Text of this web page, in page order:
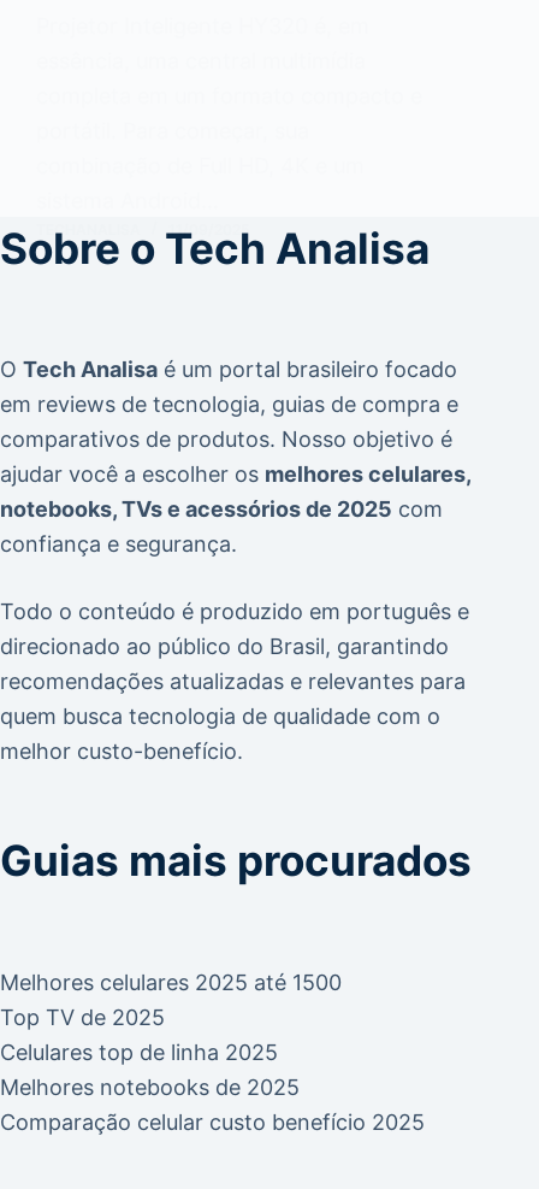
TECHANALISA 11/09/2025
Sobre o Tech Analisa
O Tech Analisa é um portal brasileiro focado
em reviews de tecnologia, guias de compra e
comparativos de produtos. Nosso objetivo é
ajudar você a escolher os melhores celulares,
notebooks, TVs e acessórios de 2025 com
confiança e segurança.
Todo o conteúdo é produzido em português e
direcionado ao público do Brasil, garantindo
recomendações atualizadas e relevantes para
quem busca tecnologia de qualidade com o
melhor custo-benefício.
Guias mais procurados
Melhores celulares 2025 até 1500
Top TV de 2025
Celulares top de linha 2025
Melhores notebooks de 2025
Comparação celular custo benefício 2025